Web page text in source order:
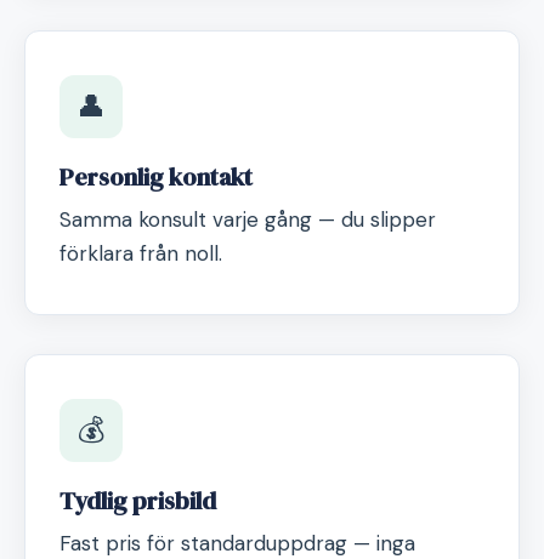
👤
Personlig kontakt
Samma konsult varje gång — du slipper
förklara från noll.
💰
Tydlig prisbild
Fast pris för standarduppdrag — inga